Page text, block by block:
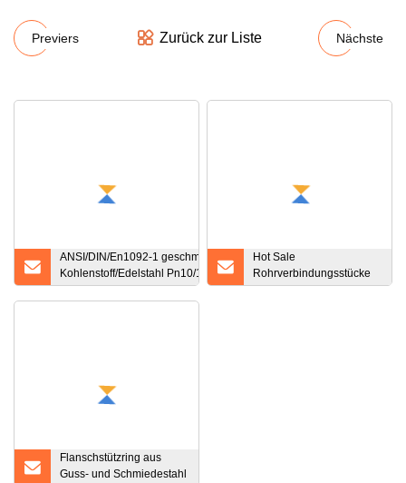
Previers Zurück zur Liste Nächste
ANSI/DIN/En1092-1 geschmiedeter
Kohlenstoff/Edelstahl Pn10/16
Schweißhals/Blind-/Aufsteck-/
Überlappungsverbindung/Flachplatte/Muffe
Hot Sale
Rohrverbindungsstücke
aus duktilem Gusseisen,
Flanschstützring aus
Guss- und Schmiedestahl